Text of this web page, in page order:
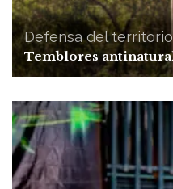
Defensa del territorio
Temblores